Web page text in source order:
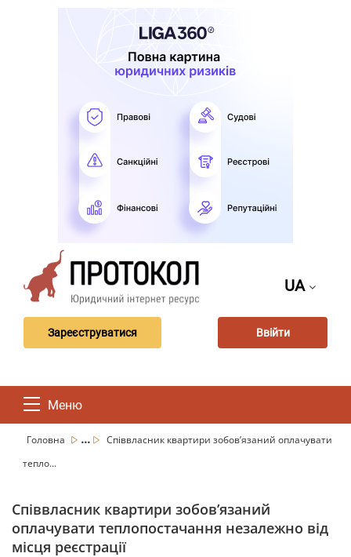
UA
Зареєструватися Ввійти
Меню
Головна ...
Співвласник квартири зобов’язаний оплачувати
тепло...
Співвласник квартири зобов’язаний
оплачувати теплопостачання незалежно від
місця реєстрації